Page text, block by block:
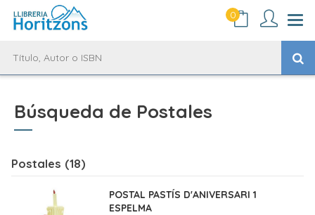
0
Búsqueda de Postales
Postales (18)
POSTAL PASTÍS D'ANIVERSARI 1
ESPELMA